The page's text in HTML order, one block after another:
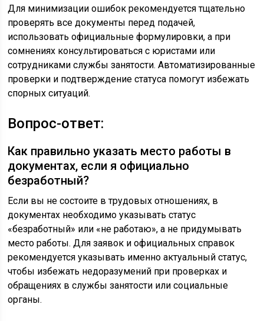
Для минимизации ошибок рекомендуется тщательно
проверять все документы перед подачей,
использовать официальные формулировки, а при
сомнениях консультироваться с юристами или
сотрудниками службы занятости. Автоматизированные
проверки и подтверждение статуса помогут избежать
спорных ситуаций.
Вопрос-ответ:
Как правильно указать место работы в
документах, если я официально
безработный?
Если вы не состоите в трудовых отношениях, в
документах необходимо указывать статус
«безработный» или «не работаю», а не придумывать
место работы. Для заявок и официальных справок
рекомендуется указывать именно актуальный статус,
чтобы избежать недоразумений при проверках и
обращениях в службы занятости или социальные
органы.